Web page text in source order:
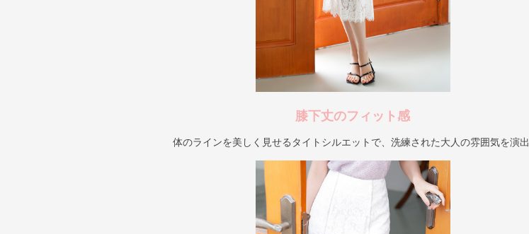
膝下丈のフィット感
体のラインを美しく見せるタイトシルエットで、洗練された大人の雰囲気を演出